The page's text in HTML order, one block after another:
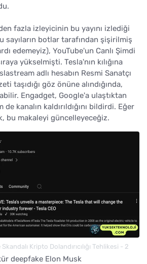
fazla izleyicinin bu yayını izlediği
sayıların botlar tarafından şişirilmiş
edemeyiz), YouTube'un Canlı Şimdi
yükselmişti. Tesla'nın kılığına
adlı hesabın Resmi Sanatçı
taşıdığı göz önüne alındığında,
Engadget, Google'a ulaştıktan
kanalın kaldırıldığını bildirdi. Eğer
bu makaleyi güncelleyeceğiz.
Kripto Dolandırıcılığı Tehlikesi - 2
deepfake Elon Musk